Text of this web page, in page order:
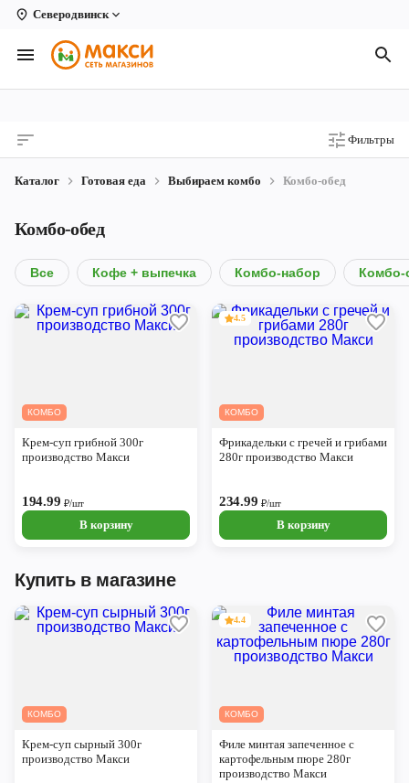
Северодвинск
Вологда
Архангельск
Киров
Коряжма
Котлас
Новодвинск
Череповец
Ярославль
Фильтры
Каталог Готовая еда Выбираем комбо Комбо-обед
Комбо-обед
Все Кофе + выпечка Комбо-набор Комбо-
КОМБО
Крем-суп грибной 300г
производство Макси
194.99 ₽/шт
В корзину
КОМБО
4.5
Фрикадельки с гречей и грибами
280г производство Макси
234.99 ₽/шт
В корзину
Купить в магазине
КОМБО
Крем-суп сырный 300г
производство Макси
КОМБО
4.4
Филе минтая запеченное с
картофельным пюре 280г
производство Макси